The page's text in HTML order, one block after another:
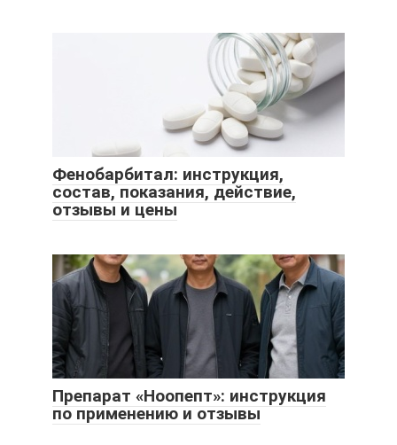
Фенобарбитал: инструкция,
состав, показания, действие,
отзывы и цены
Препарат «Ноопепт»: инструкция
по применению и отзывы